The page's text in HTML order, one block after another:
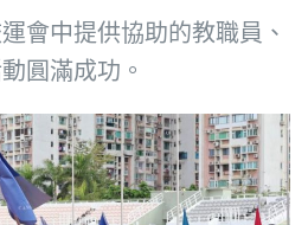
會中提供協助的教職員、
圓滿成功。